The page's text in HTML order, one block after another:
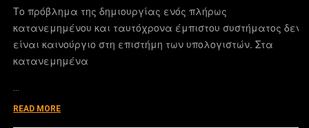
Το πρόβλημα της δημιουργίας ενός πλήρως
κατανεμημένου και ταυτόχρονα έμπιστου συστήματος δεν
είναι καινούργιο στη επιστήμη των υπολογιστών. Στα
κατανεμημένα
READ MORE